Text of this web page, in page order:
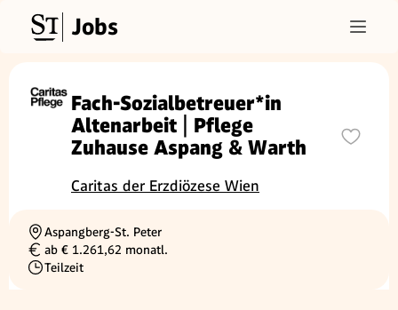
Jobs
Fach-Sozialbetreuer*in
Altenarbeit | Pflege
Zuhause Aspang & Warth
Caritas der Erzdiözese Wien
Ortschaft
Aspangberg-St. Peter
Gehalt
ab € 1.261,62 monatl.
Beschäftigungsart
Teilzeit